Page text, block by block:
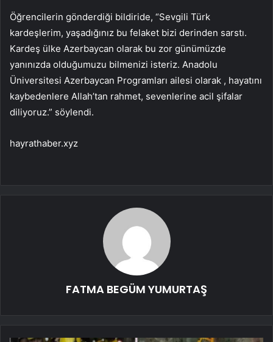
Öğrencilerin gönderdiği bildiride, “Sevgili Türk
kardeşlerim, yaşadığınız bu felaket bizi derinden sarstı.
Kardeş ülke Azerbaycan olarak bu zor günümüzde
yanınızda olduğumuzu bilmenizi isteriz. Anadolu
Üniversitesi Azerbaycan Programları ailesi olarak , hayatını
kaybedenlere Allah’tan rahmet, sevenlerine acil şifalar
diliyoruz.” söylendi.
hayrathaber.xyz
FATMA BEGÜM YUMURTAŞ